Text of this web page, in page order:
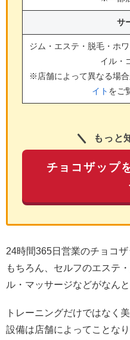
サ
ジム・エステ・脱毛・ホ
イル・
※店舗によって異なる場
イト をご
もっと
チョコザップ
24時間365日営業のチョコ
もちろん、セルフのエステ
ル・マッサージなどがなん
トレーニングだけではなく
設備は店舗によってことな